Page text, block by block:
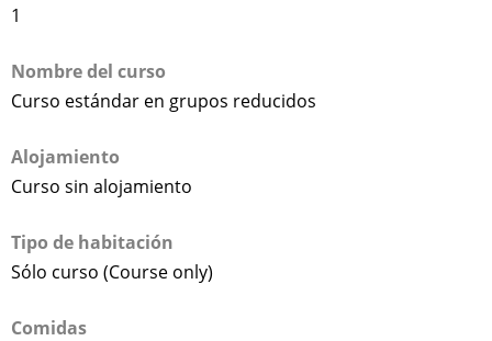
1
Nombre del curso
Curso estándar en grupos reducidos
Alojamiento
Curso sin alojamiento
Tipo de habitación
Sólo curso (Course only)
Comidas